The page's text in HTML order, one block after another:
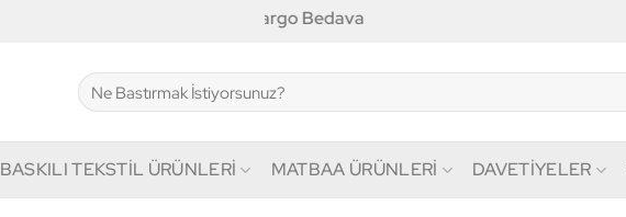
Kargo Bedava
Ara:
BASKILI TEKSTİL ÜRÜNLERİ MATBAA ÜRÜNLERİ DAVETİYELER